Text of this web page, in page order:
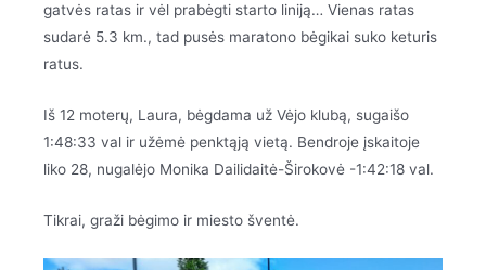
gatvės ratas ir vėl prabėgti starto liniją… Vienas ratas
sudarė 5.3 km., tad pusės maratono bėgikai suko keturis
ratus.
Iš 12 moterų, Laura, bėgdama už Vėjo klubą, sugaišo
1:48:33 val ir užėmė penktąją vietą. Bendroje įskaitoje
liko 28, nugalėjo Monika Dailidaitė-Širokovė -1:42:18 val.
Tikrai, graži bėgimo ir miesto šventė.